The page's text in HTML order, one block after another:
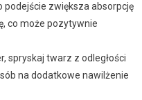
podejście zwiększa absorpcję
co może pozytywnie
spryskaj twarz z odległości
na dodatkowe nawilżenie